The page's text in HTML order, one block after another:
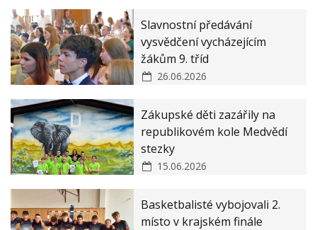
Rozhodnutí o přijetí k základnímu vzdělávání
Rozhodnutí o přijetí k předškolnímu vzdělávání
Veřejné zakázky
Zásady ochrany osobních údajů
Prohlášení o ochraně oznamovatelů
Women for Women - obědy pro děti
Modernizace školy
ZŠ a MŠ Zákupy JAK II
Slavnostní předávání
vysvědčení vycházejícím
žákům 9. tříd
26.06.2026
Zákupské děti zazářily na
republikovém kole Medvědí
stezky
15.06.2026
Basketbalisté vybojovali 2.
místo v krajském finále